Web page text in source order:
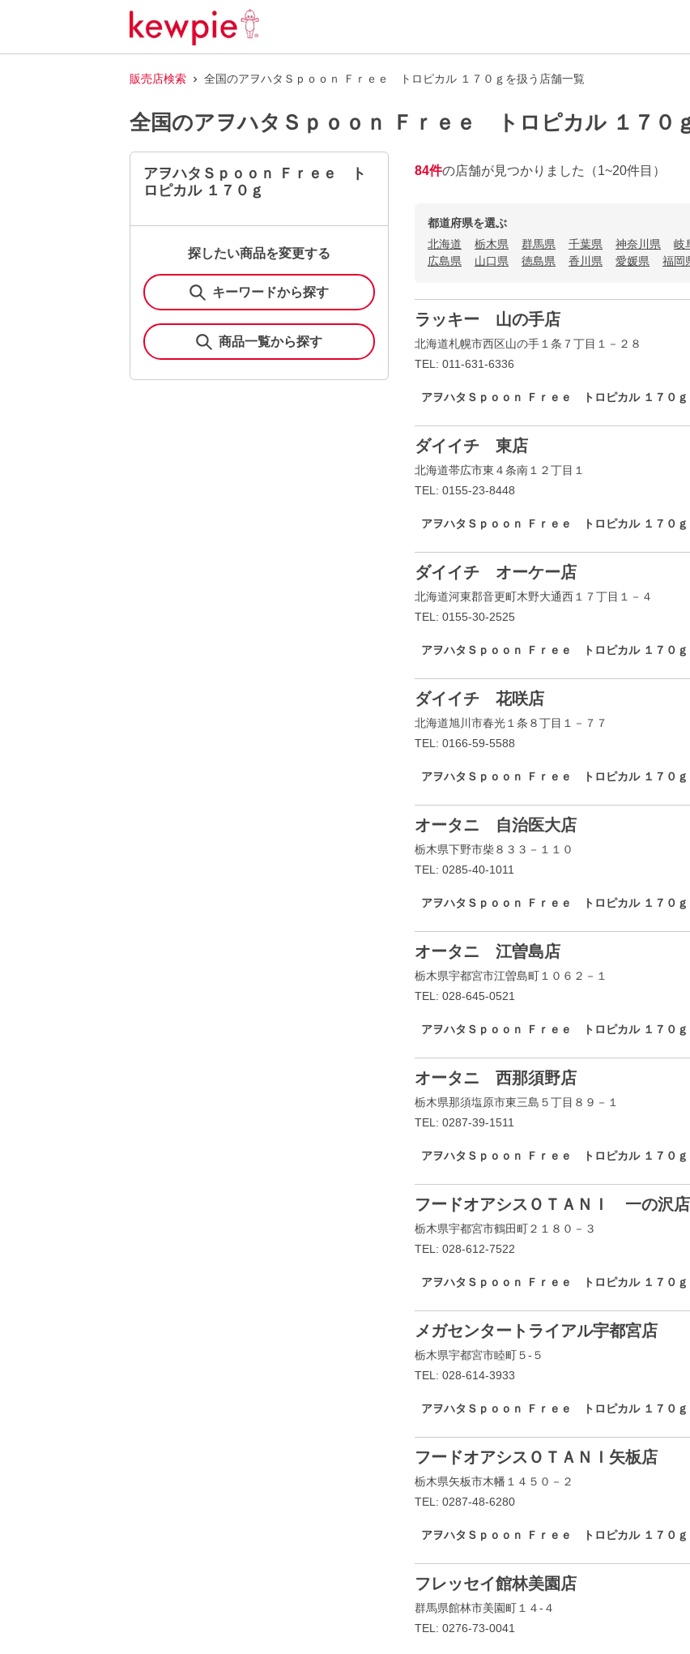
販売店検索 全国のアヲハタＳｐｏｏｎ Ｆｒｅｅ トロピカル １７０ｇを扱う店舗一覧
全国のアヲハタＳｐｏｏｎ Ｆｒｅｅ トロピカル １７０
アヲハタＳｐｏｏｎ Ｆｒｅｅ ト
ロピカル １７０ｇ
探したい商品を変更する
キーワードから探す
商品一覧から探す
84件の店舗が見つかりました （1~20件目）
都道府県を選ぶ
北海道
栃木県 群馬県 千葉県 神奈川県 岐
広島県
山口県 徳島県 香川県 愛媛県 福岡
ラッキー 山の手店
北海道札幌市西区山の手１条７丁目１－２８
TEL: 011-631-6336
アヲハタＳｐｏｏｎ Ｆｒｅｅ トロピカル １７０ｇ
ダイイチ 東店
北海道帯広市東４条南１２丁目１
TEL: 0155-23-8448
アヲハタＳｐｏｏｎ Ｆｒｅｅ トロピカル １７０ｇ
ダイイチ オーケー店
北海道河東郡音更町木野大通西１７丁目１－４
TEL: 0155-30-2525
アヲハタＳｐｏｏｎ Ｆｒｅｅ トロピカル １７０ｇ
ダイイチ 花咲店
北海道旭川市春光１条８丁目１－７７
TEL: 0166-59-5588
アヲハタＳｐｏｏｎ Ｆｒｅｅ トロピカル １７０ｇ
オータニ 自治医大店
栃木県下野市柴８３３－１１０
TEL: 0285-40-1011
アヲハタＳｐｏｏｎ Ｆｒｅｅ トロピカル １７０ｇ
オータニ 江曽島店
栃木県宇都宮市江曽島町１０６２－１
TEL: 028-645-0521
アヲハタＳｐｏｏｎ Ｆｒｅｅ トロピカル １７０ｇ
オータニ 西那須野店
栃木県那須塩原市東三島５丁目８９－１
TEL: 0287-39-1511
アヲハタＳｐｏｏｎ Ｆｒｅｅ トロピカル １７０ｇ
フードオアシスＯＴＡＮＩ 一の沢店
栃木県宇都宮市鶴田町２１８０－３
TEL: 028-612-7522
アヲハタＳｐｏｏｎ Ｆｒｅｅ トロピカル １７０ｇ
メガセンタートライアル宇都宮店
栃木県宇都宮市睦町５-５
TEL: 028-614-3933
アヲハタＳｐｏｏｎ Ｆｒｅｅ トロピカル １７０ｇ
フードオアシスＯＴＡＮＩ矢板店
栃木県矢板市木幡１４５０－２
TEL: 0287-48-6280
アヲハタＳｐｏｏｎ Ｆｒｅｅ トロピカル １７０ｇ
フレッセイ館林美園店
群馬県館林市美園町１４-４
TEL: 0276-73-0041